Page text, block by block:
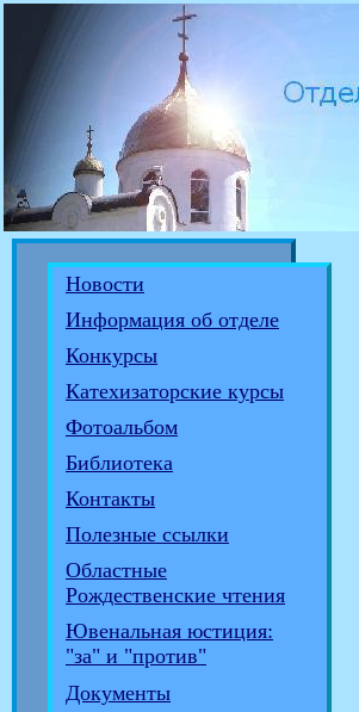
Новости
Информация об отделе
Конкурсы
Катехизаторские курсы
Фотоальбом
Библиотека
Контакты
Полезные ссылки
Областные
Рождественские чтения
Ювенальная юстиция:
"за" и "против"
Документы